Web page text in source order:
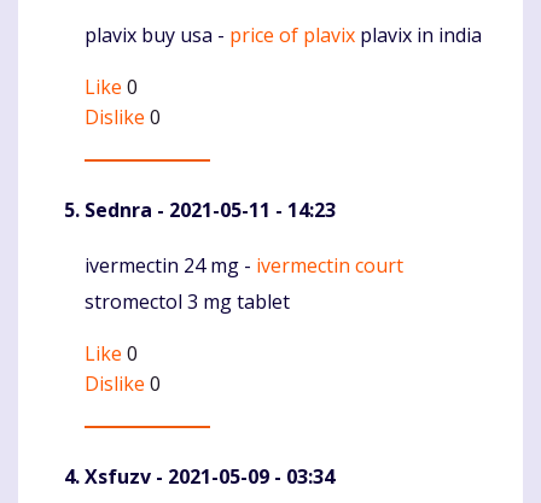
Komentaras
plavix buy usa - price of plavix plavix in india
Like 0
Dislike 0
Sednra - 2021-05-11 - 14:23
Komentaras
ivermectin 24 mg - ivermectin court
stromectol 3 mg tablet
Like 0
Dislike 0
Xsfuzv - 2021-05-09 - 03:34